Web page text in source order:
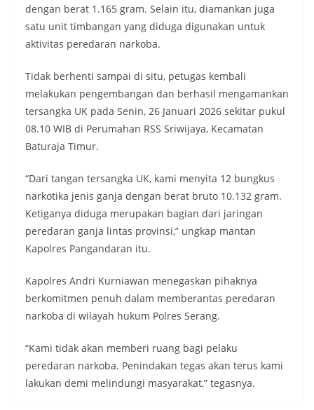
dengan berat 1.165 gram. Selain itu, diamankan juga
satu unit timbangan yang diduga digunakan untuk
aktivitas peredaran narkoba.
Tidak berhenti sampai di situ, petugas kembali
melakukan pengembangan dan berhasil mengamankan
tersangka UK pada Senin, 26 Januari 2026 sekitar pukul
08.10 WIB di Perumahan RSS Sriwijaya, Kecamatan
Baturaja Timur.
“Dari tangan tersangka UK, kami menyita 12 bungkus
narkotika jenis ganja dengan berat bruto 10.132 gram.
Ketiganya diduga merupakan bagian dari jaringan
peredaran ganja lintas provinsi,” ungkap mantan
Kapolres Pangandaran itu.
Kapolres Andri Kurniawan menegaskan pihaknya
berkomitmen penuh dalam memberantas peredaran
narkoba di wilayah hukum Polres Serang.
“Kami tidak akan memberi ruang bagi pelaku
peredaran narkoba. Penindakan tegas akan terus kami
lakukan demi melindungi masyarakat,” tegasnya.